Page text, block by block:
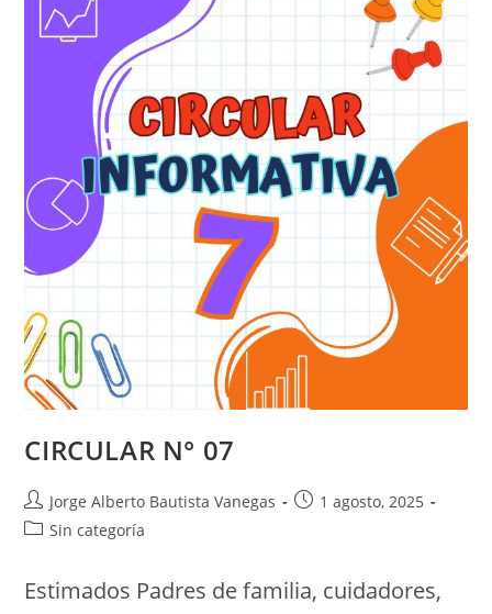
CIRCULAR N° 07
Jorge Alberto Bautista Vanegas
1 agosto, 2025
Sin categoría
Estimados Padres de familia, cuidadores,